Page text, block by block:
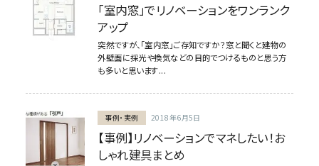
「室内窓」でリノベーションをワンランク
アップ
突然ですが、「室内窓」ご存知ですか？窓と聞くと建物の
外壁面に採光や換気などの目的でつけるものと思う方
も多いと思います...
事例・実例 2018年6月5日
【事例】リノベーションでマネしたい！お
しゃれ建具まとめ